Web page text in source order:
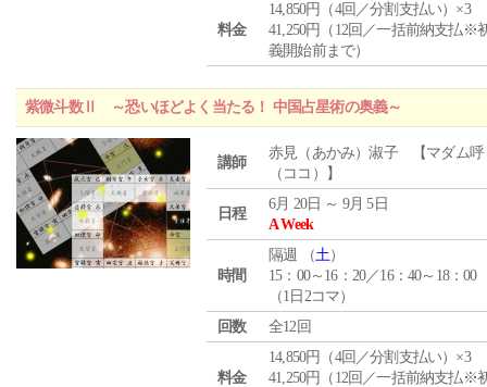
料金
14,850円（4回／分割支払い）×3
41,250円（12回／一括前納支払※
義開始前まで）
紫微斗数Ⅱ ～恐いほどよく当たる！ 中国占星術の奥義～
講師
赤見（あかみ）淑子 【マダム呼
（ココ）】
日程
6月 20日 ～ 9月 5日
A Week
時間
隔週 （土）
15：00～16：20／16：40～18：00
（1日2コマ）
回数
全12回
料金
14,850円（4回／分割支払い）×3
41,250円（12回／一括前納支払※